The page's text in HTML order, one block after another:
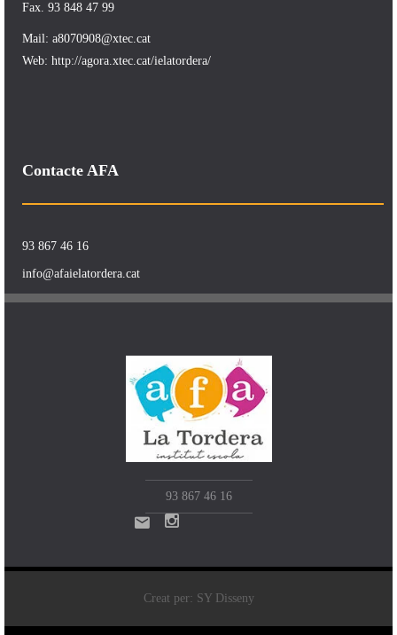
Fax. 93 848 47 99
Mail: a8070908@xtec.cat
Web: http://agora.xtec.cat/ielatordera/
Contacte AFA
93 867 46 16
info@afaielatordera.cat
93 867 46 16
Creat per: SY Disseny